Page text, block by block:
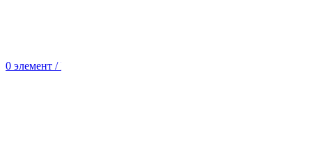
0 элемент / Br